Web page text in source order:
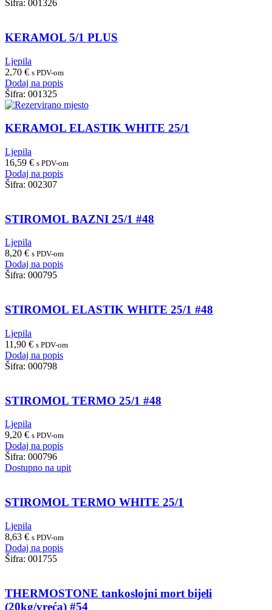
Šifra: 001326
KERAMOL 5/1 PLUS
Ljepila
2,70 € s PDV-om
Dodaj na popis
Šifra: 001325
KERAMOL ELASTIK WHITE 25/1
Ljepila
16,59 € s PDV-om
Dodaj na popis
Šifra: 002307
STIROMOL BAZNI 25/1 #48
Ljepila
8,20 € s PDV-om
Dodaj na popis
Šifra: 000795
STIROMOL ELASTIK WHITE 25/1 #48
Ljepila
11,90 € s PDV-om
Dodaj na popis
Šifra: 000798
STIROMOL TERMO 25/1 #48
Ljepila
9,20 € s PDV-om
Dodaj na popis
Šifra: 000796
Dostupno na upit
STIROMOL TERMO WHITE 25/1
Ljepila
8,63 € s PDV-om
Dodaj na popis
Šifra: 001755
THERMOSTONE tankoslojni mort bijeli
(20kg/vreća) #54